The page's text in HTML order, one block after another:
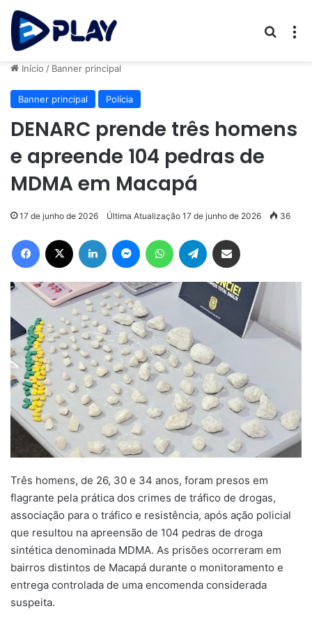
Início / Banner principal
Banner principal Polícia
DENARC prende três homens
e apreende 104 pedras de
MDMA em Macapá
17 de junho de 2026 Última Atualização 17 de junho de 2026 36
Três homens, de 26, 30 e 34 anos, foram presos em
flagrante pela prática dos crimes de tráfico de drogas,
associação para o tráfico e resistência, após ação policial
que resultou na apreensão de 104 pedras de droga
sintética denominada MDMA. As prisões ocorreram em
bairros distintos de Macapá durante o monitoramento e
entrega controlada de uma encomenda considerada
suspeita.